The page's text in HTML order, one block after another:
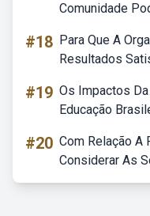
Comunidade
#18 Para Que A
Resultados
#19 Os Impactos
Educação
#20 Com Relação A
Considerar As